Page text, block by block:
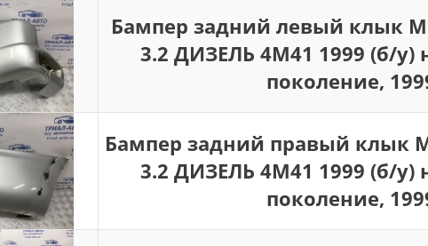
Бампер задний левый клык
3.2 ДИЗЕЛЬ 4M41 1999 (б/у)
поколение,
Бампер задний правый клык
3.2 ДИЗЕЛЬ 4M41 1999 (б/у)
поколение,